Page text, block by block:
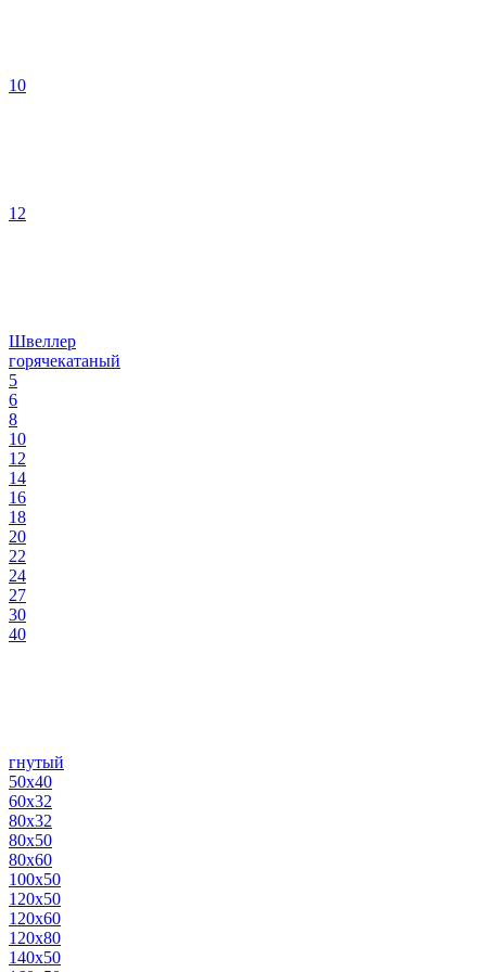
10
12
Швеллер
горячекатаный
5
6
8
10
12
14
16
18
20
22
24
27
30
40
гнутый
50х40
60х32
80х32
80х50
80х60
100х50
120х50
120х60
120х80
140х50